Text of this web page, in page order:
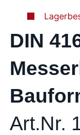
DIN
Art.Nr.